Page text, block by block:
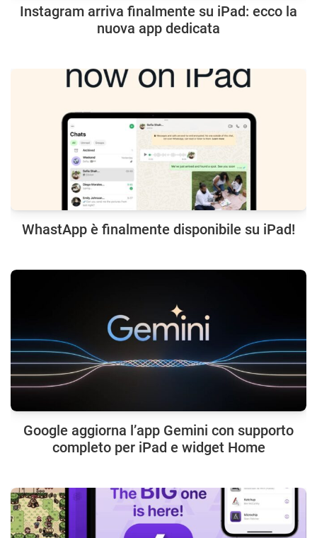
Instagram arriva finalmente su iPad: ecco la
nuova app dedicata
WhastApp è finalmente disponibile su iPad!
Google aggiorna l’app Gemini con supporto
completo per iPad e widget Home